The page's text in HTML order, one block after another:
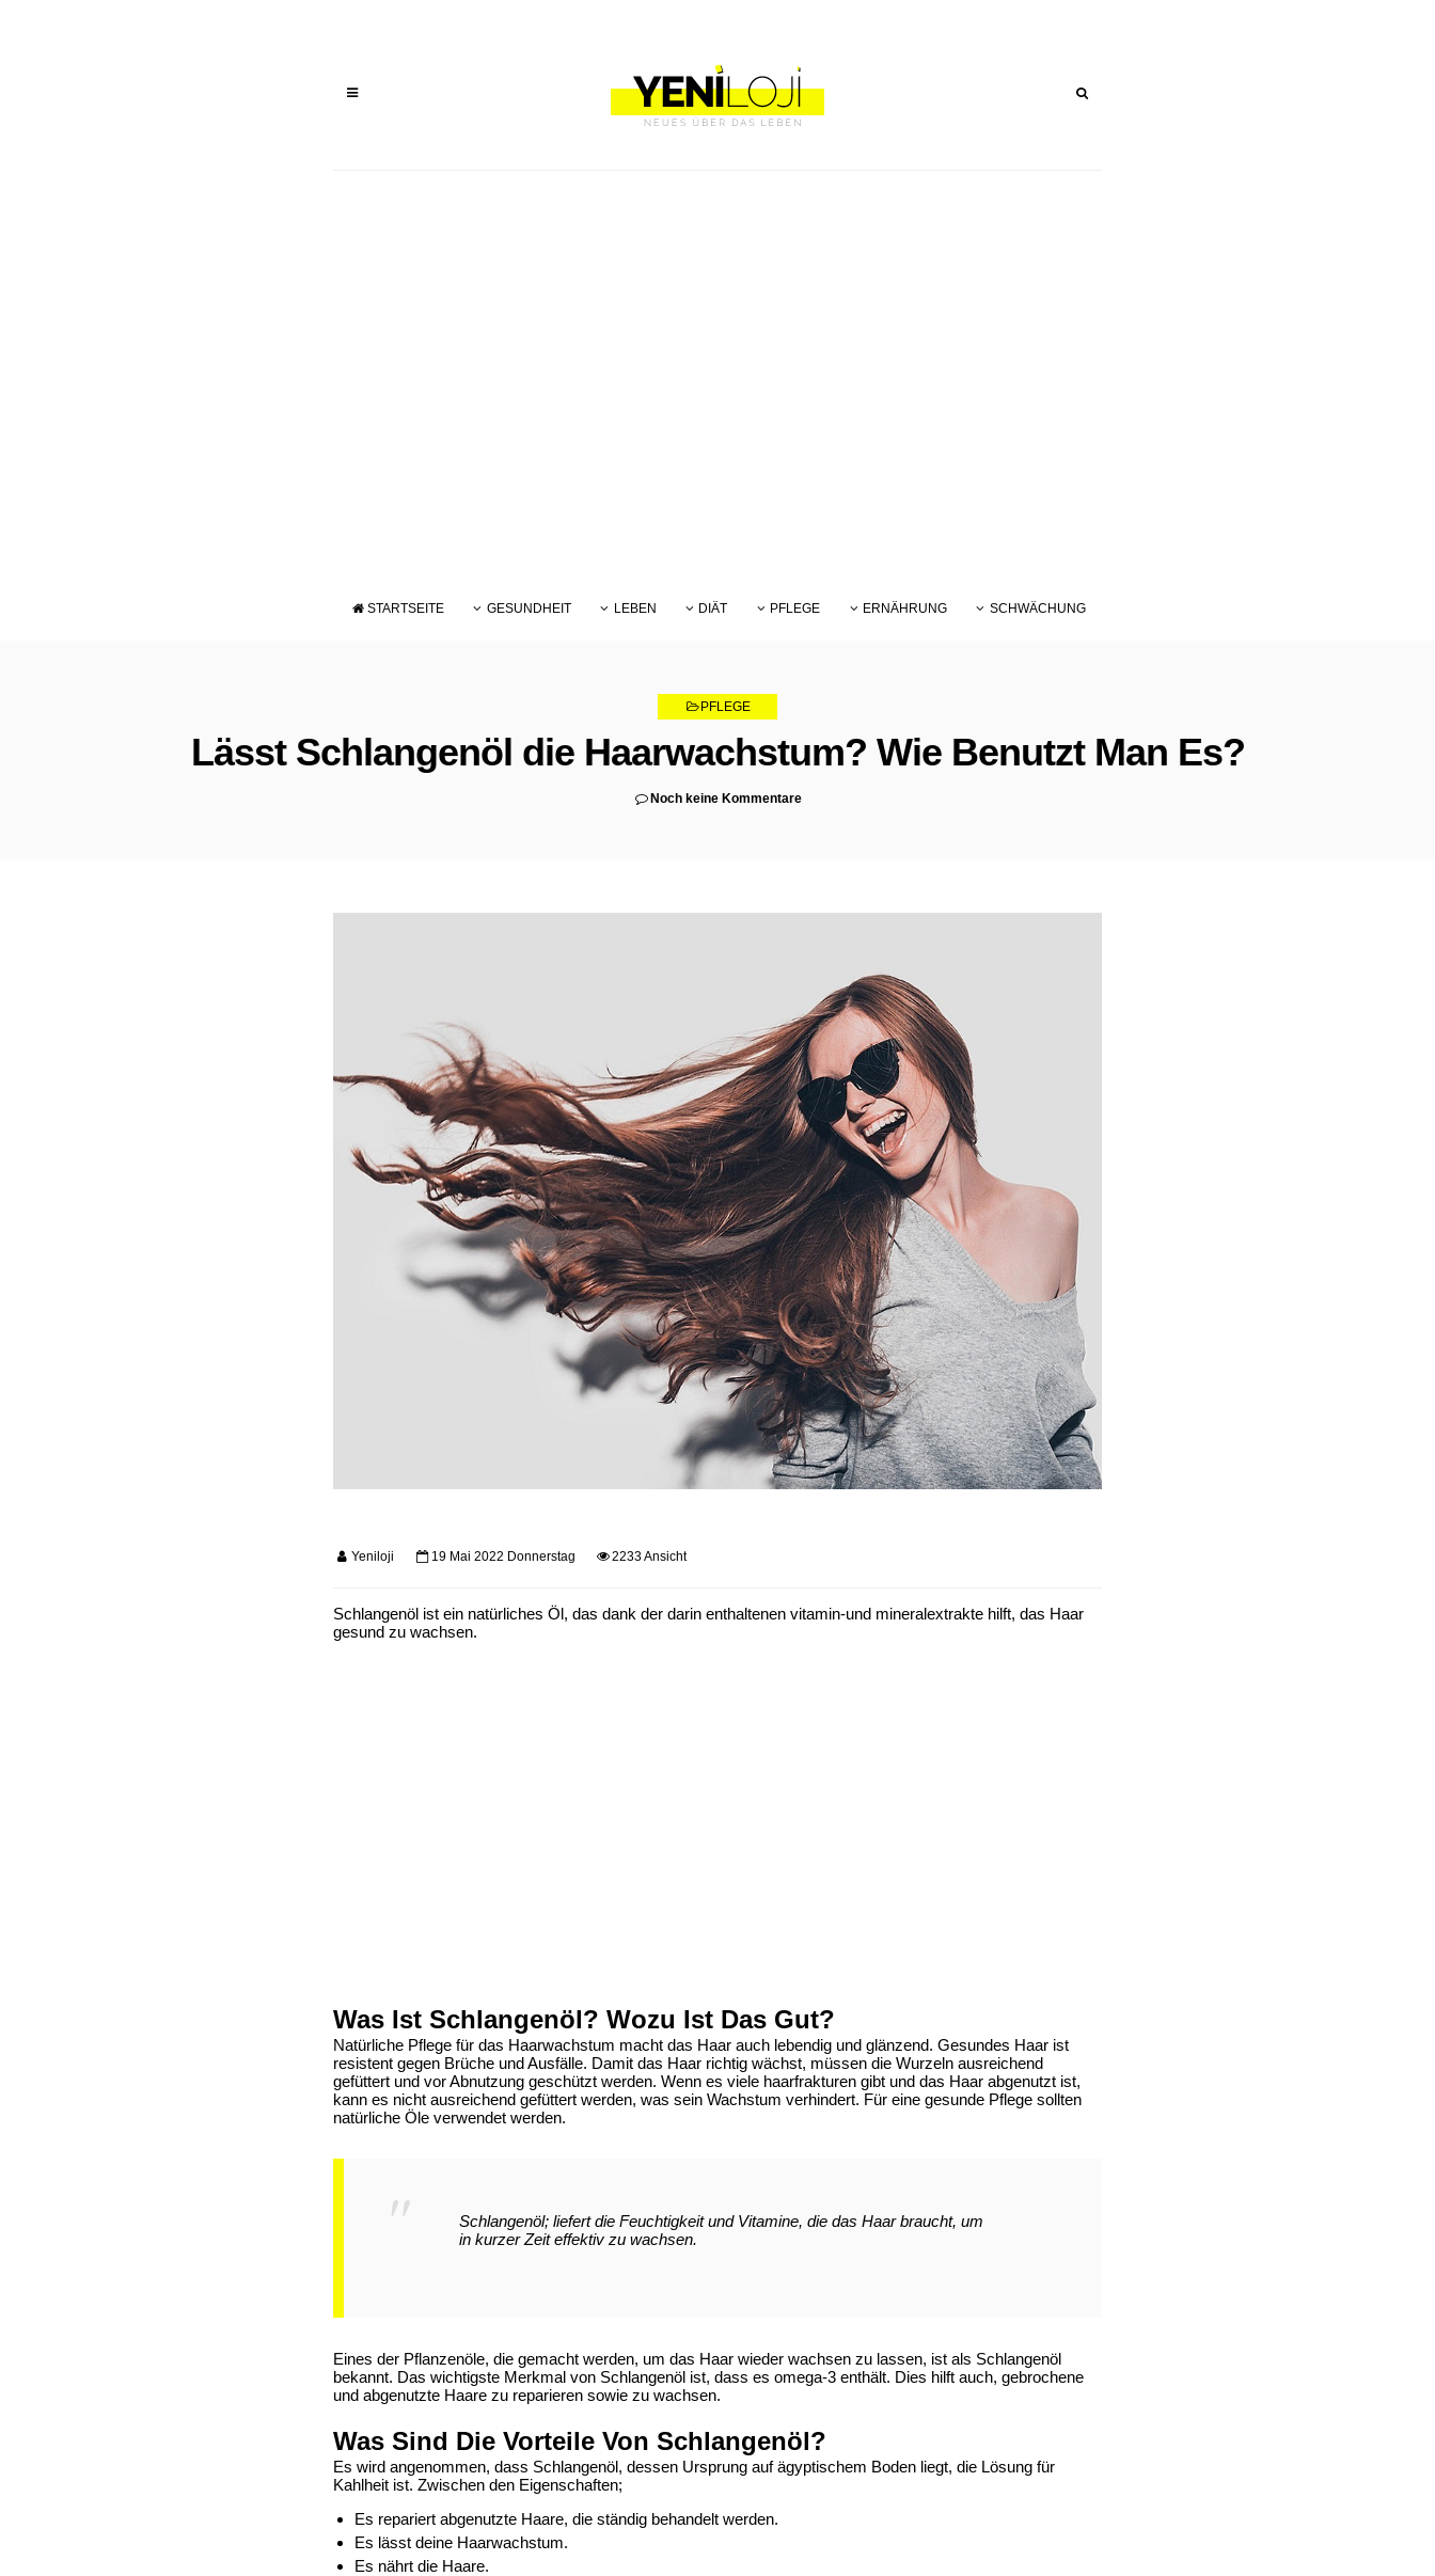
STARTSEITE GESUNDHEIT LEBEN DIÄT PFLEGE ERNÄHRUNG SCHWÄCHUNG
PFLEGE
Lässt Schlangenöl die Haarwachstum? Wie Benutzt Man Es?
Noch keine Kommentare
Yeniloji 19 Mai 2022 Donnerstag 2233 Ansicht
Schlangenöl ist ein natürliches Öl, das dank der darin enthaltenen vitamin-und mineralextrakte hilft, das Haar
gesund zu wachsen.
Was Ist Schlangenöl? Wozu Ist Das Gut?
Natürliche Pflege für das Haarwachstum macht das Haar auch lebendig und glänzend. Gesundes Haar ist
resistent gegen Brüche und Ausfälle. Damit das Haar richtig wächst, müssen die Wurzeln ausreichend
gefüttert und vor Abnutzung geschützt werden. Wenn es viele haarfrakturen gibt und das Haar abgenutzt ist,
kann es nicht ausreichend gefüttert werden, was sein Wachstum verhindert. Für eine gesunde Pflege sollten
natürliche Öle verwendet werden.
Schlangenöl; liefert die Feuchtigkeit und Vitamine, die das Haar braucht, um
in kurzer Zeit effektiv zu wachsen.
Eines der Pflanzenöle, die gemacht werden, um das Haar wieder wachsen zu lassen, ist als Schlangenöl
bekannt. Das wichtigste Merkmal von Schlangenöl ist, dass es omega-3 enthält. Dies hilft auch, gebrochene
und abgenutzte Haare zu reparieren sowie zu wachsen.
Was Sind Die Vorteile Von Schlangenöl?
Es wird angenommen, dass Schlangenöl, dessen Ursprung auf ägyptischem Boden liegt, die Lösung für
Kahlheit ist. Zwischen den Eigenschaften;
Es repariert abgenutzte Haare, die ständig behandelt werden.
Es lässt deine Haarwachstum.
Es nährt die Haare.